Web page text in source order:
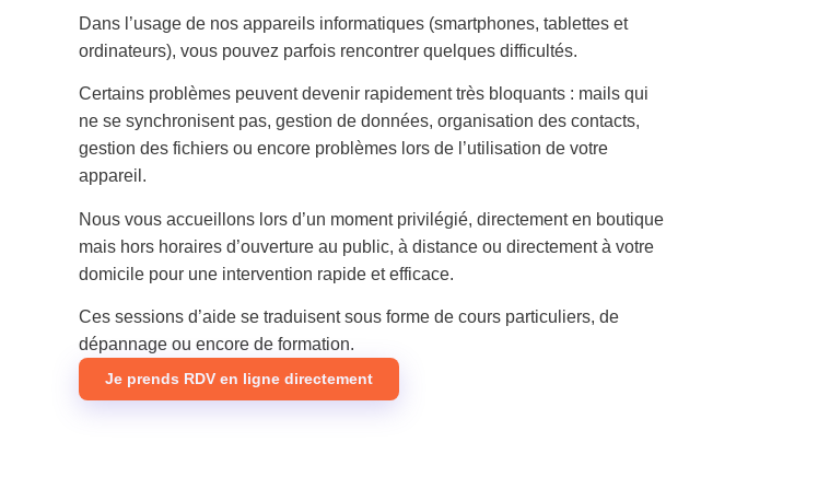
Dans l’usage de nos appareils informatiques (smartphones, tablettes et
ordinateurs), vous pouvez parfois rencontrer quelques difficultés.
Certains problèmes peuvent devenir rapidement très bloquants : mails qui
ne se synchronisent pas, gestion de données, organisation des contacts,
gestion des fichiers ou encore problèmes lors de l’utilisation de votre
appareil.
Nous vous accueillons lors d’un moment privilégié, directement en boutique
mais hors horaires d’ouverture au public, à distance ou directement à votre
domicile pour une intervention rapide et efficace.
Ces sessions d’aide se traduisent sous forme de cours particuliers, de
dépannage ou encore de formation.
Je prends RDV en ligne directement